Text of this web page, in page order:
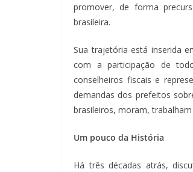
promover, de forma
brasileira.
Sua trajetória está inserida
com a participação de
conselheiros fiscais e
demandas dos prefeitos
brasileiros, moram,
Um pouco da História
Há três décadas atrás,